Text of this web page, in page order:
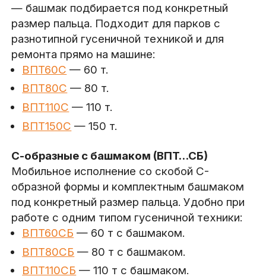
— башмак подбирается под конкретный
размер пальца. Подходит для парков с
разнотипной гусеничной техникой и для
ремонта прямо на машине:
ВПТ60С — 60 т.
ВПТ80С — 80 т.
ВПТ110С — 110 т.
ВПТ150С — 150 т.
С-образные с башмаком (ВПТ…СБ)
Мобильное исполнение со скобой С-
образной формы и комплектным башмаком
под конкретный размер пальца. Удобно при
работе с одним типом гусеничной техники:
ВПТ60СБ — 60 т с башмаком.
ВПТ80СБ — 80 т с башмаком.
ВПТ110СБ — 110 т с башмаком.